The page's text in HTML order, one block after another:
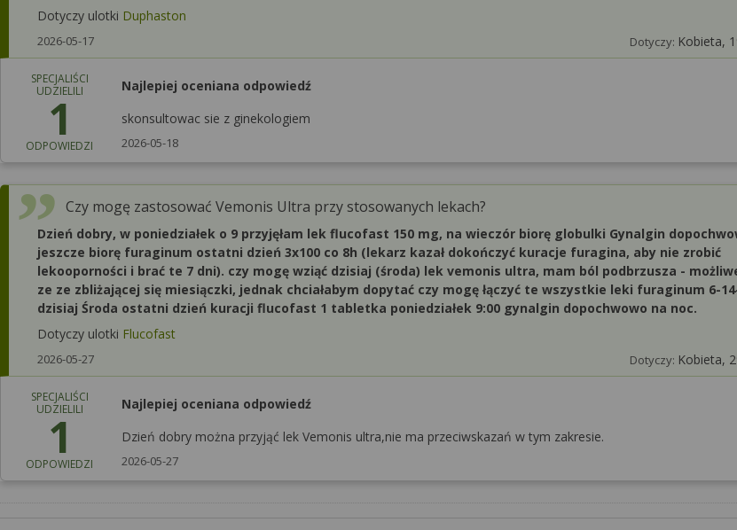
Dotyczy ulotki Duphaston
2026-05-17 Dotyczy: Kobieta,
SPECJALIŚCI
UDZIELILI
1
ODPOWIEDZI
Najlepiej oceniana odpowiedź
skonsultowac sie z ginekologiem
2026-05-18
Czy mogę zastosować Vemonis Ultra przy stosowanych lekach?
Dzień dobry, w poniedziałek o 9 przyjęłam lek flucofast 150 mg, na wieczór biorę globulki Gynalgin
jeszcze biorę furaginum ostatni dzień 3x100 co 8h (lekarz kazał dokończyć kuracje furagina, aby nie zrobić
lekooporności i brać te 7 dni). czy mogę wziąć dzisiaj (środa) lek vemonis ultra, mam ból podbrzusza -
ze ze zbliżającej się miesiączki, jednak chciałabym dopytać czy mogę łączyć te wszystkie leki furaginum 6-
dzisiaj Środa ostatni dzień kuracji flucofast 1 tabletka poniedziałek 9:00 gynalgin dopochwowo na noc.
Dotyczy ulotki Flucofast
2026-05-27 Dotyczy: Kobieta,
SPECJALIŚCI
UDZIELILI
1
ODPOWIEDZI
Najlepiej oceniana odpowiedź
Dzień dobry można przyjąć lek Vemonis ultra,nie ma przeciwskazań w tym zakresie.
2026-05-27